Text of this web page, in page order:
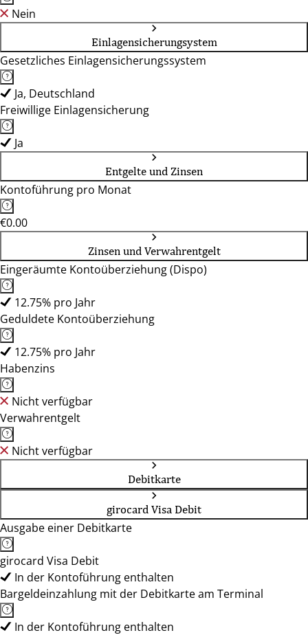
Nein
Einlagensicherungsystem
Gesetzliches Einlagensicherungssystem
Ja, Deutschland
Freiwillige Einlagensicherung
Ja
Entgelte und Zinsen
Kontoführung pro Monat
€0.00
Zinsen und Verwahrentgelt
Eingeräumte Kontoüberziehung (Dispo)
12.75% pro Jahr
Geduldete Kontoüberziehung
12.75% pro Jahr
Habenzins
Nicht verfügbar
Verwahrentgelt
Nicht verfügbar
Debitkarte
girocard Visa Debit
Ausgabe einer Debitkarte
girocard Visa Debit
In der Kontoführung enthalten
Bargeldeinzahlung mit der Debitkarte am Terminal
In der Kontoführung enthalten